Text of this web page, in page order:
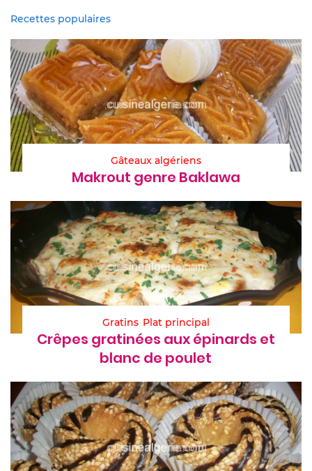
Recettes populaires
Gâteaux algériens
Makrout genre Baklawa
Gratins Plat principal
Crêpes gratinées aux épinards et
blanc de poulet